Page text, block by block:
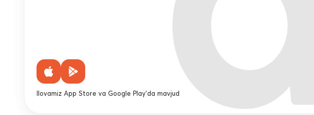
Ilovamiz App Store va Google Play'da mavjud